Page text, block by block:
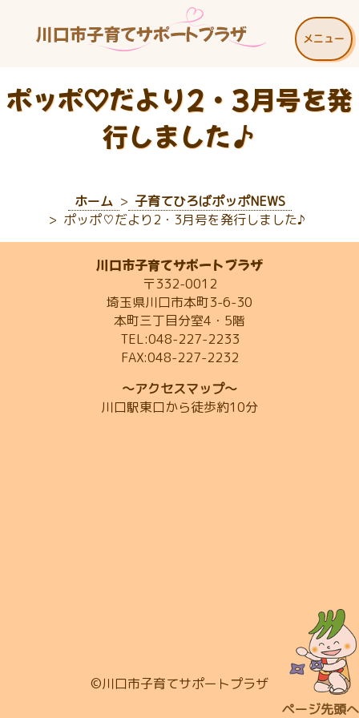
ポッポ♡だより2・3月号を発
行しました♪
ホーム
子育てひろばポッポNEWS
ポッポ♡だより2・3月号を発行しました♪
メニュー
川口市子育てサポートプラザ
〒332-0012
埼玉県川口市本町3-6-30
本町三丁目分室4・5階
TEL:048-227-2233
FAX:048-227-2232
～アクセスマップ～
川口駅東口から徒歩約10分
©川口市子育てサポートプラザ
ページ先頭へ